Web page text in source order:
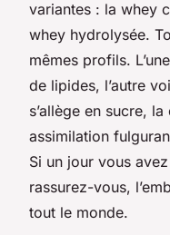
variantes : la whey
whey hydrolysée.
mêmes profils.
de lipides, l’autre
s’allège en sucre,
assimilation
Si un jour vous
rassurez-vous,
tout le monde.